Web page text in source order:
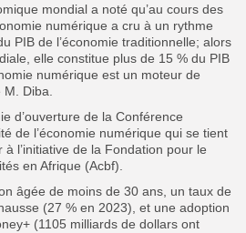
mondial a noté qu’au cours des
numérique a cru à un rythme
PIB de l’économie traditionnelle; alors
elle constitue plus de 15 % du PIB
numérique est un moteur de
Diba.
d’ouverture de la Conférence
de l’économie numérique qui se tient
l’initiative de la Fondation pour le
en Afrique (Acbf).
âgée de moins de 30 ans, un taux de
(27 % en 2023), et une adoption
(1105 milliards de dollars ont